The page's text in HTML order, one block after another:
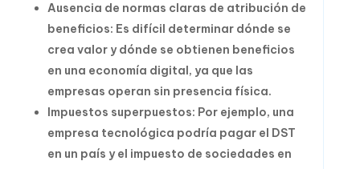
Ausencia de normas claras de atribución de
beneficios: Es difícil determinar dónde se
crea valor y dónde se obtienen beneficios
en una economía digital, ya que las
empresas operan sin presencia física.
Impuestos superpuestos: Por ejemplo, una
empresa tecnológica podría pagar el DST
en un país y el impuesto de sociedades en